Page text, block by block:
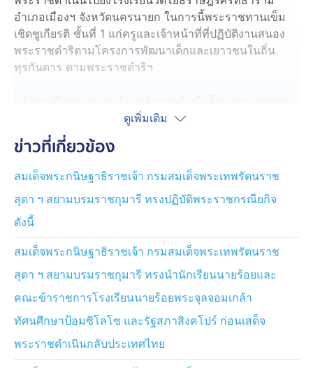
อำเภอเมืองฯ จังหวัดนครนายก ในการนี้พระราชทานเข็ม
เชิดชูเกียรติ ชั้นที่ 1 แก่ครูและเจ้าหน้าที่ที่ปฏิบัติงานสนอง
พระราชดำริตามโครงการพัฒนาเด็กและเยาวชนในถิ่น
ทุรกันดาร ตามพระราชดำริฯ
ราชดำริ โรงเรียนแห่งนี้ เปิดสอนตั้งแต่ปี 2491 ในชั้น
อนุบาล ถึงประถมศึกษาปีที่ 6 มีนักเรียน 129 คน นักเรียนมี
พัฒนาการสมวัย มีความฉลาดทางอารมณ์ตามเกณฑ์ ผล
การสอบ O-NET ของนักเรียนชั้นประถมศึกษาปีที่ 6 วิชา
ภาษาไทยและคณิตศาสตร์ ใกล้เคียงระดับประเทศ ความ
ภาคภูมิใจของโรงเรียน คือ ได้รับรางวัลรองชนะเลิศอันดับ 1
กิจกรรม "คัดลายมือภาษาไทย" ระดับชั้นประถมศึกษาปีที่ 6
จากการแข่งขันทักษะวิชาการนักเรียน ในการประชุม
วิชาการการพัฒนาเด็กและเยาวชนในถิ่นทุรกันดารตามพระ
ราชดำริสมเด็จพระกนิษฐาธิราชเจ้า กรมสมเด็จพระเทพ
รัตนราชสุดา ฯ สยามบรมราชกุมารี 2568 ระดับภูมิภาค
"ภาคกลาง"
โอกาสนี้ ทอดพระเนตรการแสดงนาฏศิลป์ชุด "งามศิลป์ถิ่น
ไทย เทิดไท้นารีรัตนา" จากนั้น พระราชทานเครื่อง
ดูเพิ่มเติม
ข่าวที่เกี่ยวข้อง
สมเด็จพระกนิษฐาธิราชเจ้า กรมสมเด็จพระเทพรัตนราช
สุดา ฯ สยามบรมราชกุมารี ทรงปฏิบัติพระราชกรณียกิจ
ดังนี้
สมเด็จพระกนิษฐาธิราชเจ้า กรมสมเด็จพระเทพรัตนราช
สุดา ฯ สยามบรมราชกุมารี ทรงนำนักเรียนนายร้อยและ
คณะข้าราชการโรงเรียนนายร้อยพระจุลจอมเกล้า
ทัศนศึกษาป้อมซิโลโซ และรัฐสภาสิงคโปร์ ก่อนเสด็จ
พระราชดำเนินกลับประเทศไทย